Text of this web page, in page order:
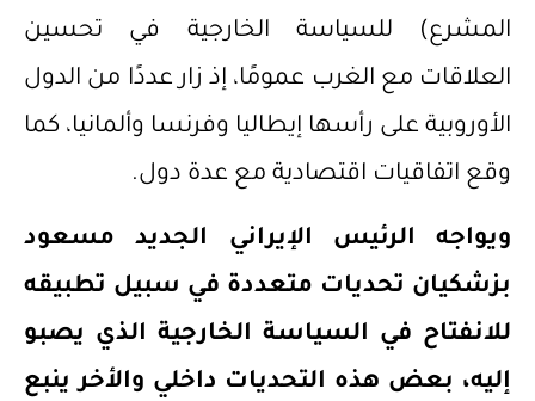
المشرع) للسياسة الخارجية في تحسين
العلاقات مع الغرب عمومًا، إذ زار عددًا من الدول
الأوروبية على رأسها إيطاليا وفرنسا وألمانيا، كما
وقع اتفاقيات اقتصادية مع عدة دول.
ويواجه الرئيس الإيراني الجديد مسعود
بزشكيان تحديات متعددة في سبيل تطبيقه
للانفتاح في السياسة الخارجية الذي يصبو
إليه، بعض هذه التحديات داخلي والأخر ينبع